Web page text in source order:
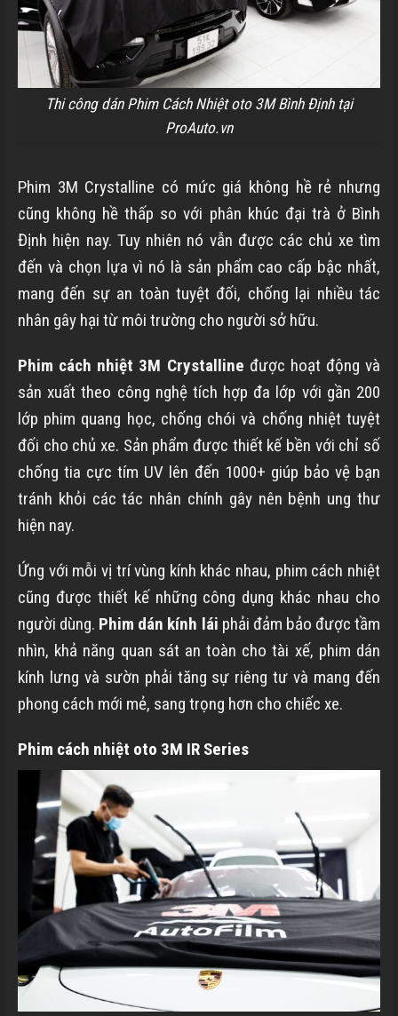
Thi công dán Phim Cách Nhiệt oto 3M Bình Định tại
ProAuto.vn
Phim 3M Crystalline có mức giá không hề rẻ nhưng
cũng không hề thấp so với phân khúc đại trà ở Bình
Định hiện nay. Tuy nhiên nó vẫn được các chủ xe tìm
đến và chọn lựa vì nó là sản phẩm cao cấp bậc nhất,
mang đến sự an toàn tuyệt đối, chống lại nhiều tác
nhân gây hại từ môi trường cho người sở hữu.
Phim cách nhiệt 3M Crystalline được hoạt động và
sản xuất theo công nghệ tích hợp đa lớp với gần 200
lớp phim quang học, chống chói và chống nhiệt tuyệt
đối cho chủ xe. Sản phẩm được thiết kế bền với chỉ số
chống tia cực tím UV lên đến 1000+ giúp bảo vệ bạn
tránh khỏi các tác nhân chính gây nên bệnh ung thư
hiện nay.
Ứng với mỗi vị trí vùng kính khác nhau, phim cách nhiệt
cũng được thiết kế những công dụng khác nhau cho
người dùng. Phim dán kính lái phải đảm bảo được tầm
nhìn, khả năng quan sát an toàn cho tài xế, phim dán
kính lưng và sườn phải tăng sự riêng tư và mang đến
phong cách mới mẻ, sang trọng hơn cho chiếc xe.
Phim cách nhiệt oto 3M IR Series